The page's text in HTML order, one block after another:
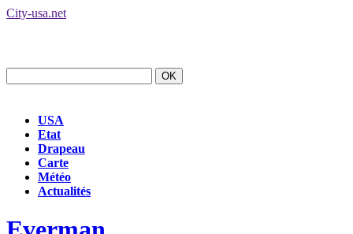
City-usa.net
USA
Etat
Drapeau
Carte
Météo
Actualités